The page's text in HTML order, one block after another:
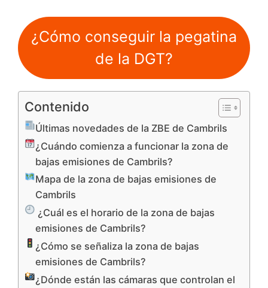
¿Cómo conseguir la pegatina
de la DGT?
Contenido
Últimas novedades de la ZBE de Cambrils
¿Cuándo comienza a funcionar la zona de
bajas emisiones de Cambrils?
Mapa de la zona de bajas emisiones de
Cambrils
¿Cuál es el horario de la zona de bajas
emisiones de Cambrils?
¿Cómo se señaliza la zona de bajas
emisiones de Cambrils?
¿Dónde están las cámaras que controlan el